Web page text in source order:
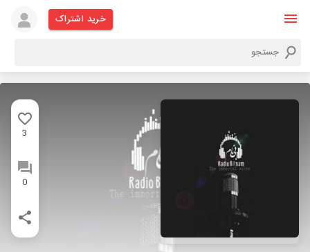
خرید اشتراک
3
0